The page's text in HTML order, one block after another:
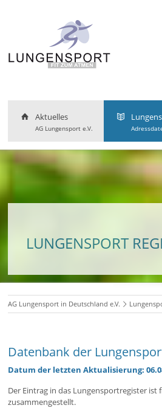
Aktuelles
AG Lungensport e.V.
LUNGENSPORT
AG Lungensport in Deutschland e.V.
Datenbank der
Datum der letzten Aktualisierung:
Der Eintrag in das Lungensportregister
zusammengestellt.